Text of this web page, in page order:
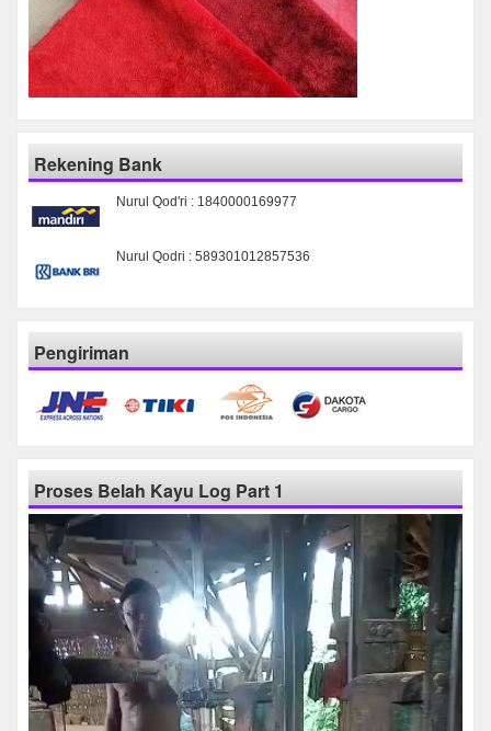
Rekening Bank
Nurul Qod'ri : 1840000169977
Nurul Qodri : 589301012857536
Pengiriman
Proses Belah Kayu Log Part 1
Pemutar
Video